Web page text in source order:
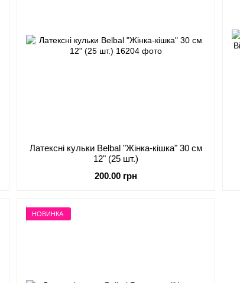
Латексні кульки Belbal "Жінка-кішка" 30 см
12" (25 шт.)
200.00 грн
НОВИНКА